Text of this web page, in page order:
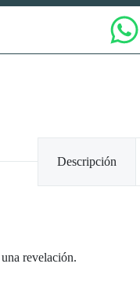
Descripción
revelación.